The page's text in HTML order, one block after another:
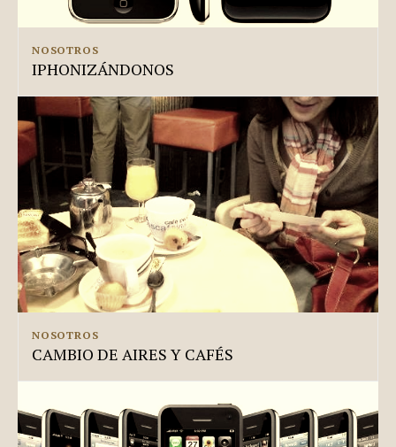
NOSOTROS
IPHONIZÁNDONOS
NOSOTROS
CAMBIO DE AIRES Y CAFÉS